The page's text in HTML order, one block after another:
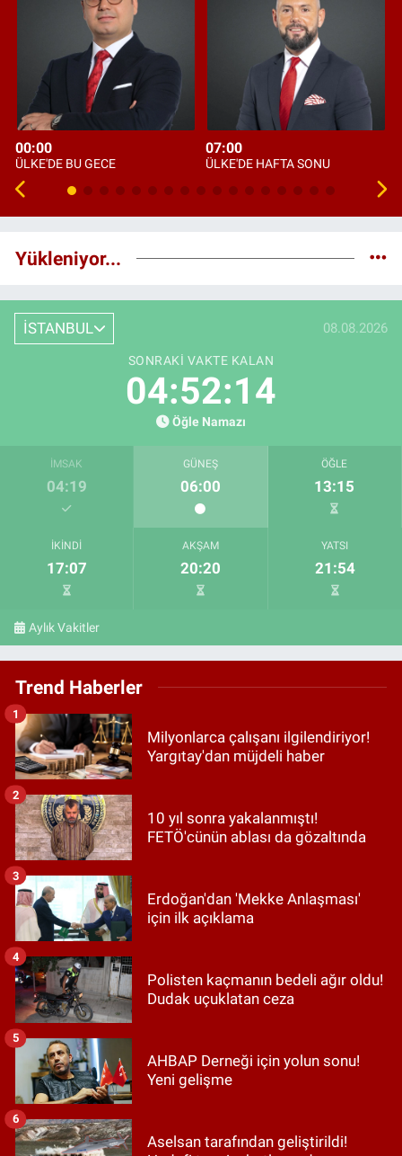
00:00
ÜLKE'DE BU GECE
07:00
ÜLKE'DE HAFTA SONU
Yükleniyor...
İSTANBUL 08.08.2026
SONRAKI VAKTE KALAN
04:52:13
Öğle Namazı
İMSAK
04:19
GÜNEŞ
06:00
ÖĞLE
13:15
İKINDI
17:07
AKŞAM
20:20
YATSI
21:54
Aylık Vakitler
Trend Haberler
Milyonlarca çalışanı ilgilendiriyor!
Yargıtay'dan müjdeli haber
1
10 yıl sonra yakalanmıştı!
FETÖ'cünün ablası da gözaltında
2
Erdoğan'dan 'Mekke Anlaşması'
için ilk açıklama
3
Polisten kaçmanın bedeli ağır oldu!
Dudak uçuklatan ceza
4
AHBAP Derneği için yolun sonu!
Yeni gelişme
5
Aselsan tarafından geliştirildi!
6